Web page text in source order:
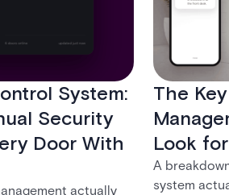
System:
Security
Door With
actually
The
Look
A
system